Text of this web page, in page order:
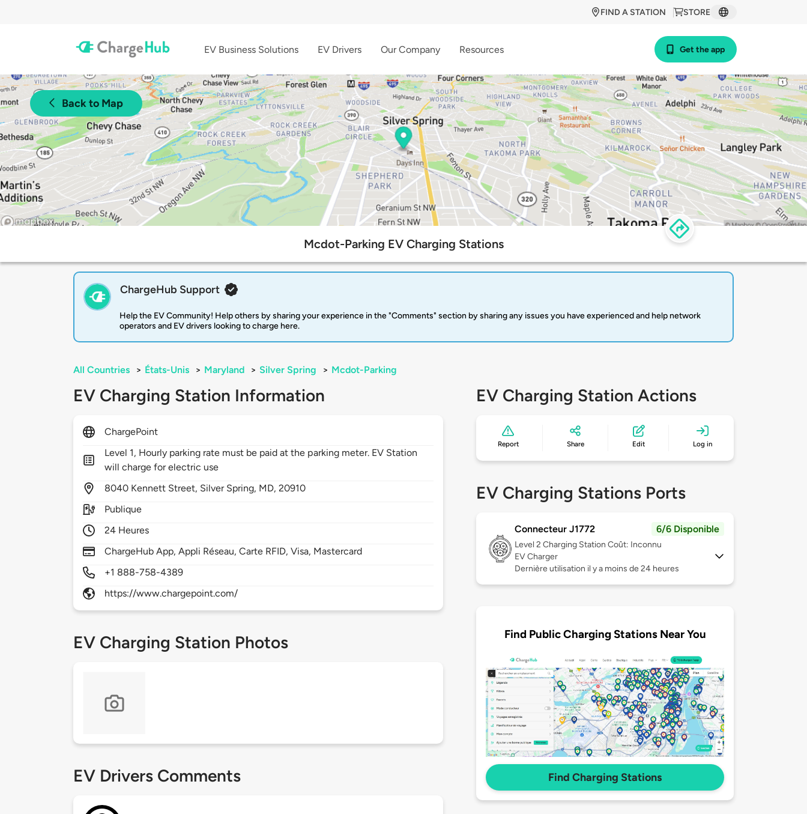
STORE
FIND A STATION
EV Business Solutions EV Drivers Our Company Resources Get the app
Back to Map
Mcdot-Parking EV Charging Stations
ChargeHub Support
Help the EV Community! Help others by sharing your experience in the "Comments" section by sharing any issues you have experienced and help network
operators and EV drivers looking to charge here.
All Countries > États-Unis > Maryland > Silver Spring > Mcdot-Parking
EV Charging Station Information
ChargePoint
Level 1, Hourly parking rate must be paid at the parking meter. EV Station
will charge for electric use
8040 Kennett Street, Silver Spring, MD,20910
Publique
24 Heures
ChargeHub App, Appli Réseau, Carte RFID, Visa, Mastercard
+1 888-758-4389
https://www.chargepoint.com/
EV Charging Station Photos
EV Drivers Comments
EV Charging Station Actions
Report Share Edit Log in
EV Charging Stations Ports
Connecteur J1772 6/6 Disponible
Level 2 Charging Station Coût: Inconnu
EV Charger
Dernière utilisation il y a moins de 24 heures
Find Public Charging Stations Near You
Find Charging Stations